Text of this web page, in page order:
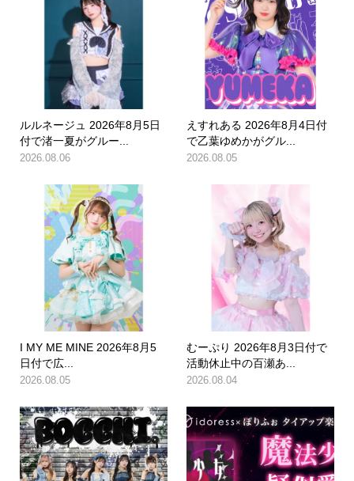
ルルネージュ 2026年8月5日
付で渚一夏がグルー...
2026.08.06
えすれある 2026年8月4日付
で乙葉ゆめかがグル...
2026.08.05
I MY ME MINE 2026年8月5
日付で広...
2026.08.05
むーぷり 2026年8月3日付で
活動休止中の百瀬あ...
2026.08.04